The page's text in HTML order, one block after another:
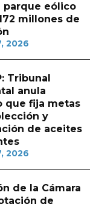
parque eólico
millones de
2026
Tribunal
anula
que fija metas
y
de aceites
2026
de la Cámara
de